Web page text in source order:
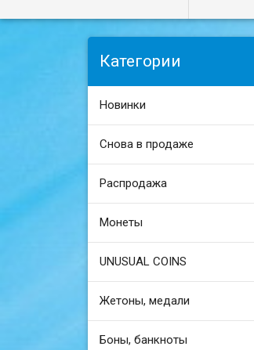
Категории
Новинки
Снова в продаже
Распродажа
Монеты
UNUSUAL COINS
Жетоны, медали
Боны, банкноты